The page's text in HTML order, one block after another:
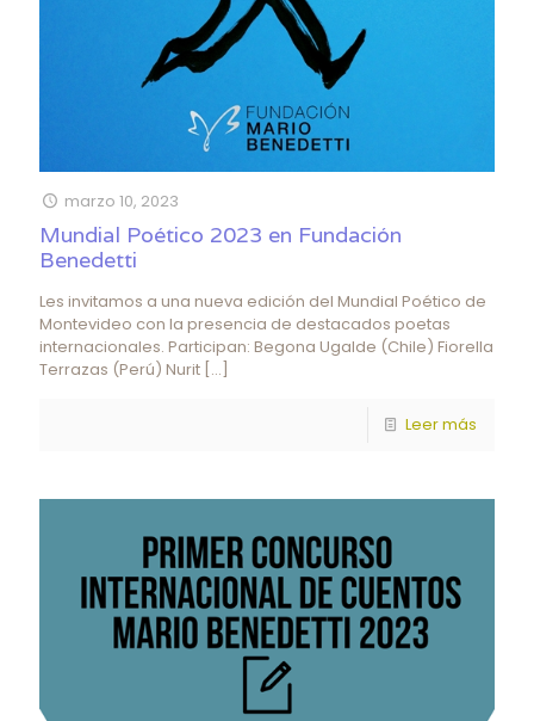
marzo 10, 2023
Mundial Poético 2023 en Fundación
Benedetti
Les invitamos a una nueva edición del Mundial Poético de
Montevideo con la presencia de destacados poetas
internacionales. Participan: Begona Ugalde (Chile) Fiorella
Terrazas (Perú) Nurit […]
Leer más